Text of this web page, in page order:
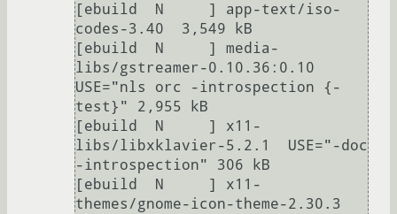
[ebuild  N     ] app-text/iso-
codes-3.40  3,549 kB
[ebuild  N     ] media-
libs/gstreamer-0.10.36:0.10
USE="nls orc -introspection {-
test}" 2,955 kB
[ebuild  N     ] x11-
libs/libxklavier-5.2.1  USE="-doc
-introspection" 306 kB
[ebuild  N     ] x11-
themes/gnome-icon-theme-2.30.3